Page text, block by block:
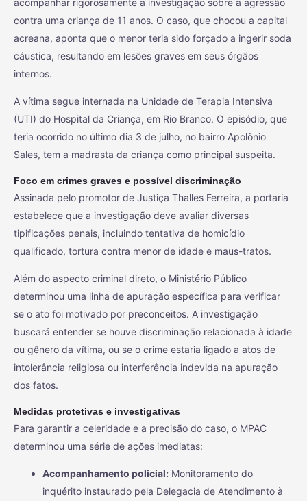
acompanhar rigorosamente a investigação sobre a agressão
contra uma criança de 11 anos. O caso, que chocou a capital
acreana, aponta que o menor teria sido forçado a ingerir soda
cáustica, resultando em lesões graves em seus órgãos
internos.
A vítima segue internada na Unidade de Terapia Intensiva
(UTI) do Hospital da Criança, em Rio Branco. O episódio, que
teria ocorrido no último dia 3 de julho, no bairro Apolônio
Sales, tem a madrasta da criança como principal suspeita.
Foco em crimes graves e possível discriminação
Assinada pelo promotor de Justiça Thalles Ferreira, a portaria
estabelece que a investigação deve avaliar diversas
tipificações penais, incluindo tentativa de homicídio
qualificado, tortura contra menor de idade e maus-tratos.
Além do aspecto criminal direto, o Ministério Público
determinou uma linha de apuração específica para verificar
se o ato foi motivado por preconceitos. A investigação
buscará entender se houve discriminação relacionada à idade
ou gênero da vítima, ou se o crime estaria ligado a atos de
intolerância religiosa ou interferência indevida na apuração
dos fatos.
Medidas protetivas e investigativas
Para garantir a celeridade e a precisão do caso, o MPAC
determinou uma série de ações imediatas:
Acompanhamento policial: Monitoramento do
inquérito instaurado pela Delegacia de Atendimento à